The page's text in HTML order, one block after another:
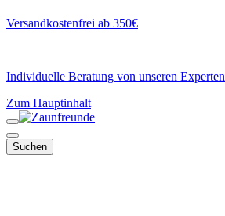
Versandkostenfrei ab 350€
Individuelle Beratung von unseren Experten
Zum Hauptinhalt
Suchen